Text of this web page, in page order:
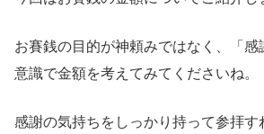
お賽銭の目的が神頼みではなく、「感
意識で金額を考えてみてくださいね。
感謝の気持ちをしっかり持って参拝す